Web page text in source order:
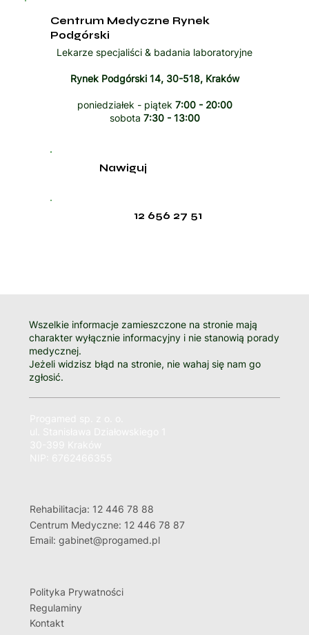
Centrum Medyczne Rynek
Podgórski
Lekarze specjaliści & badania laboratoryjne
Rynek Podgórski 14, 30-518, Kraków
poniedziałek - piątek 7:00 - 20:00
sobota 7:30 - 13:00
12 656 27 51
Nawiguj
Wszelkie informacje zamieszczone na stronie mają
charakter wyłącznie informacyjny i nie stanowią porady
medycznej.
Jeżeli widzisz błąd na stronie, nie wahaj się nam go
zgłosić.
Rehabilitacja: 12 446 78 88
Centrum Medyczne: 12 446 78 87
Email: gabinet@progamed.pl
Polityka Prywatności
Regulaminy
Kontakt